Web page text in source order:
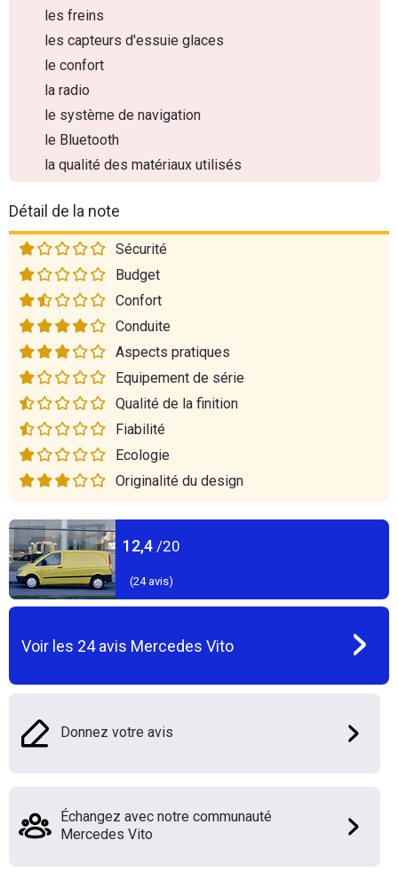
les freins
les capteurs d'essuie glaces
le confort
la radio
le système de navigation
le Bluetooth
la qualité des matériaux utilisés
Détail de la note
Sécurité
Budget
Confort
Conduite
Aspects pratiques
Equipement de série
Qualité de la finition
Fiabilité
Ecologie
Originalité du design
12,4 /20
(24avis)
Voir les 24avis Mercedes Vito
Donnez votre avis
Échangez avec notre communauté
Mercedes Vito